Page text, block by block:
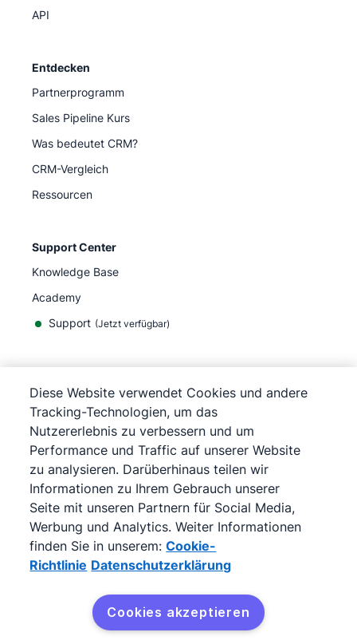
API
Entdecken
Partnerprogramm
Sales Pipeline Kurs
Was bedeutet CRM?
CRM-Vergleich
Ressourcen
Support Center
Knowledge Base
Academy
Support (Jetzt verfügbar)
©2026Pipedrive
Pipedrive
Nutzungsbedingungen
Pipedrive
Datenschutzerklärung
Impressum
Sitemap
Cookie-Richtlinie
Cookie-Präferenzen
Pipedrive ist ein webbasiertes Verkaufs-CRM.
Diese Website verwendet Cookies und andere
Tracking-Technologien, um das
Nutzererlebnis zu verbessern und um
Performance und Traffic auf unserer Website
zu analysieren. Darüberhinaus teilen wir
Informationen zu Ihrem Gebrauch unserer
Seite mit unseren Partnern für Social Media,
Werbung und Analytics. Weiter Informationen
finden Sie in unserem: Cookie-
Richtlinie Datenschutzerklärung
Cookies akzeptieren